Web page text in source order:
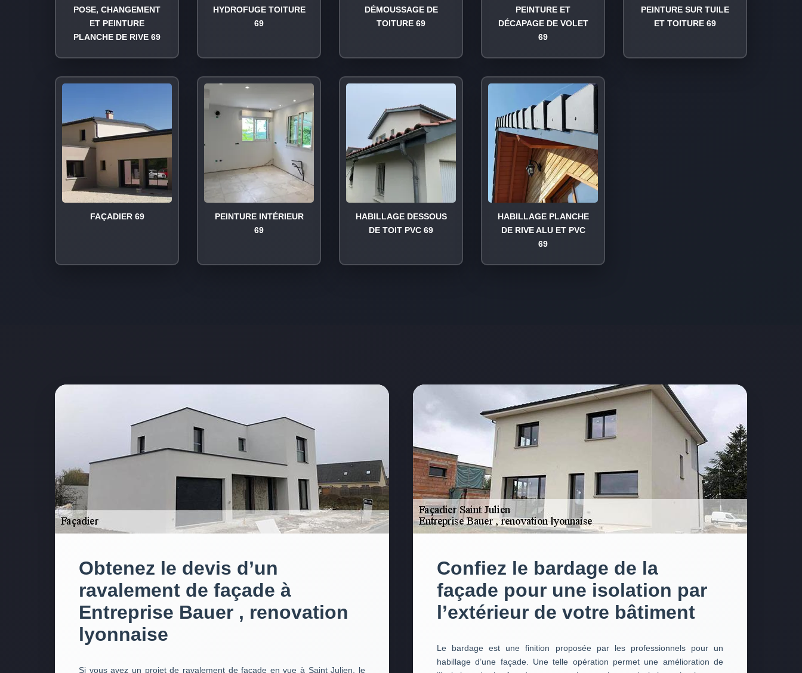
POSE, CHANGEMENT
ET PEINTURE
PLANCHE DE RIVE 69
HYDROFUGE TOITURE
69
DÉMOUSSAGE DE
TOITURE 69
PEINTURE ET
DÉCAPAGE DE VOLET
69
PEINTURE SUR TUILE
ET TOITURE 69
FAÇADIER 69
PEINTURE INTÉRIEUR
69
HABILLAGE DESSOUS
DE TOIT PVC 69
HABILLAGE PLANCHE
DE RIVE ALU ET PVC
69
Obtenez le devis d’un
ravalement de façade à
Entreprise Bauer , renovation
lyonnaise
Si vous avez un projet de ravalement de façade en vue à Saint Julien, le
Confiez le bardage de la
façade pour une isolation par
l’extérieur de votre bâtiment
Le bardage est une finition proposée par les professionnels pour un
habillage d’une façade. Une telle opération permet une amélioration de